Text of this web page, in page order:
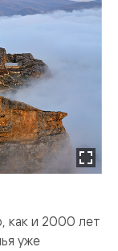
как и 2000 лет
уже